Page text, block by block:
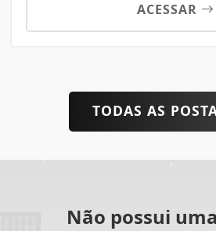
ACESSAR
TODAS AS
Não possui